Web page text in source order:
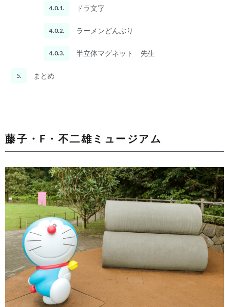
4.0.1. ドラ文字
4.0.2. ラーメンどんぶり
4.0.3. 半立体マグネット 先生
5. まとめ
藤子・F・不二雄ミュージアム